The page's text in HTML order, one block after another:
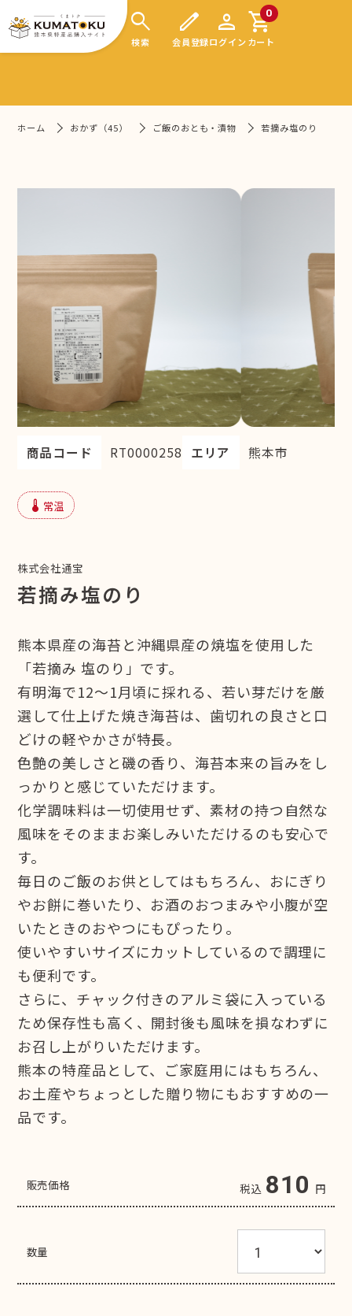
search
検索
edit
会員登録
person
ログイン
0
shopping_cart
カート
ホーム おかず（45） ご飯のおとも・漬物 若摘み塩のり
商品コード RT0000258 エリア 熊本市
device_thermostat 常温
株式会社通宝
若摘み塩のり
熊本県産の海苔と沖縄県産の焼塩を使用した
「若摘み 塩のり」です。
有明海で12〜1月頃に採れる、若い芽だけを厳
選して仕上げた焼き海苔は、歯切れの良さと口
どけの軽やかさが特長。
色艶の美しさと磯の香り、海苔本来の旨みをし
っかりと感じていただけます。
化学調味料は一切使用せず、素材の持つ自然な
風味をそのままお楽しみいただけるのも安心で
す。
毎日のご飯のお供としてはもちろん、おにぎり
やお餅に巻いたり、お酒のおつまみや小腹が空
いたときのおやつにもぴったり。
使いやすいサイズにカットしているので調理に
も便利です。
さらに、チャック付きのアルミ袋に入っている
ため保存性も高く、開封後も風味を損なわずに
お召し上がりいただけます。
熊本の特産品として、ご家庭用にはもちろん、
お土産やちょっとした贈り物にもおすすめの一
品です。
販売価格 税込 810 円
数量